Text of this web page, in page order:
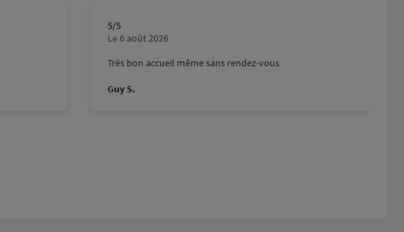
5/5
Le 6 août 2026
Très bon accueil même sans rendez-vous
Guy S.